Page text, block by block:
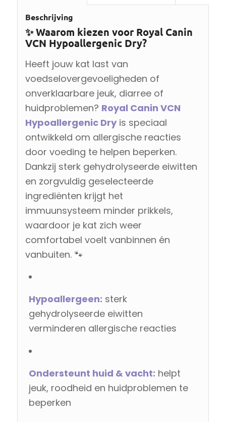
Beschrijving
✨ Waarom kiezen voor Royal Canin
VCN Hypoallergenic Dry?
Heeft jouw kat last van
voedselovergevoeligheden of
onverklaarbare jeuk, diarree of
huidproblemen? Royal Canin VCN
Hypoallergenic Dryis speciaal
ontwikkeld om allergische reacties
door voeding te helpen beperken.
Dankzij sterk gehydrolyseerde eiwitten
en zorgvuldig geselecteerde
ingrediënten krijgt het
immuunsysteem minder prikkels,
waardoor je kat zich weer
comfortabel voelt vanbinnen én
vanbuiten. 🐾
Hypoallergeen: sterk
gehydrolyseerde eiwitten
verminderen allergische reacties
Ondersteunt huid & vacht: helpt
jeuk, roodheid en huidproblemen te
beperken